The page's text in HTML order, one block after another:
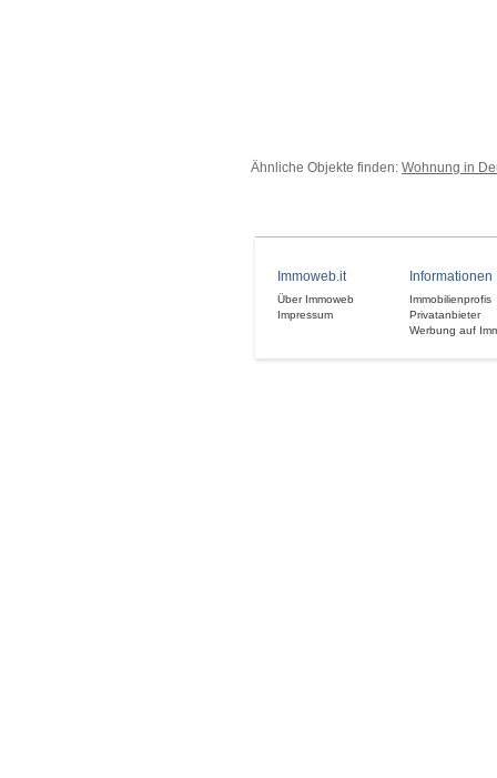
Ähnliche Objekte finden: Wohnung in
Immoweb.it
Über Immoweb
Impressum
Informationen
Immobilienprofis
Privatanbieter
Werbung auf